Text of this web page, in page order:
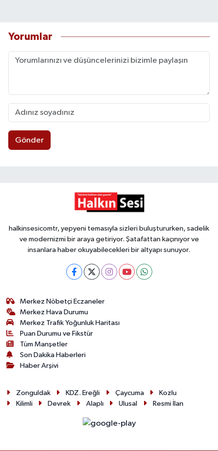
Yorumlar
Gönder
halkinsesicomtr, yepyeni temasıyla sizleri buluştururken, sadelik
ve modernizmi bir araya getiriyor. Şatafattan kaçınıyor ve
insanlara haber okuyabilecekleri bir altyapı sunuyor.
Merkez Nöbetçi Eczaneler
Merkez Hava Durumu
Merkez Trafik Yoğunluk Haritası
Puan Durumu ve Fikstür
Tüm Manşetler
Son Dakika Haberleri
Haber Arşivi
Zonguldak KDZ. Ereğli Çaycuma
Kozlu
Kilimli
Devrek Alaplı Ulusal Resmi İlan